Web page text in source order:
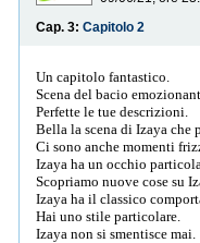
Cap. 3: Capitolo 2
Un capitolo fantastico.
Scena del bacio
Perfette le tue descrizioni.
Bella la scena di Izaya che
Ci sono anche momenti
Izaya ha un occhio
Scopriamo nuove cose su
Izaya ha il classico
Hai uno stile particolare.
Izaya non si smentisce mai.